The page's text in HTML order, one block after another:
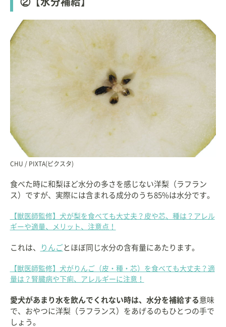
CHU / PIXTA(ピクスタ)
食べた時に和梨ほど水分の多さを感じない洋梨（ラフラン
ス）ですが、実際には含まれる成分のうち85%は水分です。
【獣医師監修】犬が梨を食べても大丈夫？皮や芯、種は？アレル
ギーや適量、メリット、注意点！
これは、 りんごとほぼ同じ水分の含有量にあたります。
【獣医師監修】犬がりんご（皮・種・芯）を食べても大丈夫？適
量は？腎臓病や下痢、アレルギーに注意！
愛犬があまり水を飲んでくれない時は、水分を補給する 意味
で、おやつに洋梨（ラフランス）をあげるのもひとつの手で
しょう。